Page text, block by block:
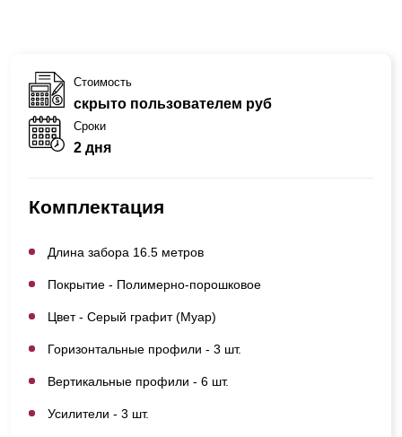
Стоимость
скрыто пользователем руб
Сроки
2 дня
Комплектация
Длина забора 16.5 метров
Покрытие - Полимерно-порошковое
Цвет - Серый графит (Муар)
Горизонтальные профили - 3 шт.
Вертикальные профили - 6 шт.
Усилители - 3 шт.